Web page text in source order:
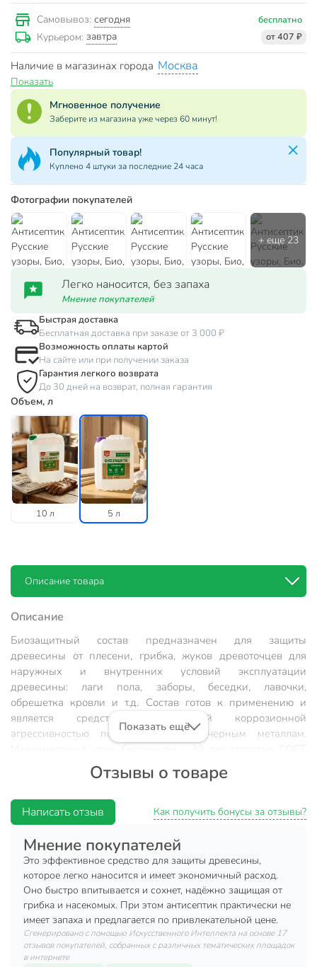
Самовывоз: сегодня бесплатно
Курьером: завтра от 407 ₽
Наличие в магазинах города Москва
Показать
Мгновенное получение
Заберите из магазина уже через 60 минут!
Популярный товар!
Куплено 4 штуки за последние 24 часа
Фотографии покупателей
Легко наносится, без запаха
Мнение покупателей
Быстрая доставка
Бесплатная доставка при заказе от 3 000 ₽
Возможность оплаты картой
На сайте или при получении заказа
Гарантия легкого возврата
До 30 дней на возврат, полная гарантия
Объем, л
10 л 5 л
Описание товара
Описание
Биозащитный состав предназначен для защиты
древесины от плесени, грибка, жуков древоточцев для
наружных и внутренних условий эксплуатации
древесины: лаги пола, заборы, беседки, лавочки,
обрешетка кровли и т.д. Состав готов к применению и
является средством с низкой коррозионной
агрессивностью по отношению к черным металлам.
Поверхность древесины, подлежащая обработке, должна
битумных пятен. Антисептик наносят кистью, валиком или
распылителем (что наиболее эффективно), а так же
погружением материала в рабочий раствор на 2-5 минут.
Для обработки можно использовать емкости из любых
материалов. Обработку древесины рекомендуется
проводить: на струганную древесину за 3, а на не
струганную - за 2 раза с перерывом между нанесением не
менее 30 минут. Обработку ведут при температуре не
Показать ещё
Отзывы о товаре
Написать отзыв Как получить бонусы за отзывы?
Мнение покупателей
Это эффективное средство для защиты древесины,
которое легко наносится и имеет экономичный расход.
Оно быстро впитывается и сохнет, надёжно защищая от
грибка и насекомых. При этом антисептик практически не
имеет запаха и предлагается по привлекательной цене.
Сгенерировано с помощью Искусственного Интеллекта на основе 17
отзывов покупателей, собранных с различных тематических площадок
в интернете